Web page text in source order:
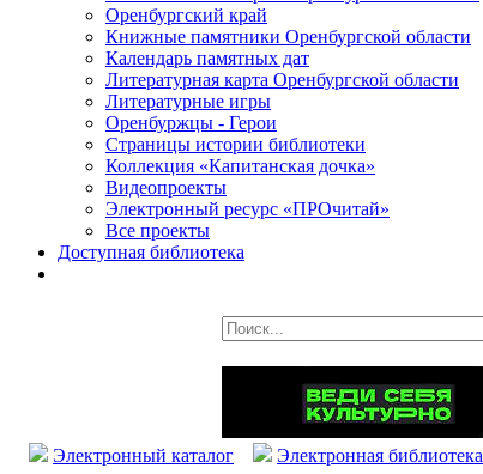
Оренбургский край
Книжные памятники Оренбургской области
Календарь памятных дат
Литературная карта Оренбургской области
Литературные игры
Оренбуржцы - Герои
Страницы истории библиотеки
Коллекция «Капитанская дочка»
Видеопроекты
Электронный ресурс «ПРОчитай»
Все проекты
Доступная библиотека
Электронный каталог Электронная библиотека